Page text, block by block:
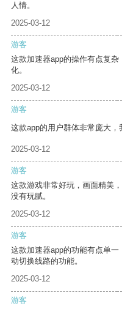
人情。
2025-03-12
游客
这款加速器app的操作有点复
化。
2025-03-12
游客
这款app的用户群体非常庞大，
2025-03-12
游客
这款游戏非常好玩，画面精美
没有玩腻。
2025-03-12
游客
这款加速器app的功能有点单
动切换线路的功能。
2025-03-12
游客